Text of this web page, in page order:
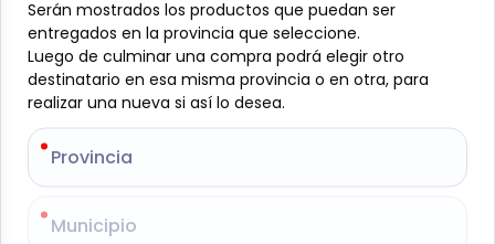
Añadir al carrito
Combo que incluye:
3 pizzas mixtas. Pizza de base fina de 30 cm de
diámetro con queso gouda y salsa de tomate
especiada y 100 gramos distribuidos entre aceituna
verde o negra, jamón y atun
10 cervezas (marca según disponibilidad)
Serán mostrados los productos que puedan ser
entregados en la provincia que seleccione.
Luego de culminar una compra podrá elegir otro
destinatario en esa misma provincia o en otra, para
realizar una nueva si así lo desea.
Provincia
Municipio
Serán mostrados los productos que puedan ser
entregados en la provincia que seleccione.
Luego de culminar una compra podrá elegir otro
destinatario en esa misma provincia o en otra, para
realizar una nueva si así lo desea.
Provincia
Municipio